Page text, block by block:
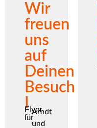
Wir
freuen
uns
auf
Deinen
Besuch
I
Flyer
für
Arndt
und